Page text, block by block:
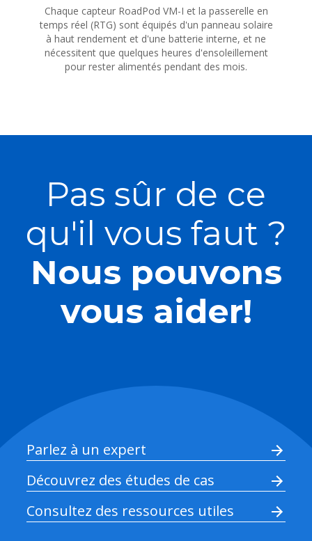
Chaque capteur RoadPod VM-I et la passerelle en
temps réel (RTG) sont équipés d'un panneau solaire
à haut rendement et d'une batterie interne, et ne
nécessitent que quelques heures d'ensoleillement
pour rester alimentés pendant des mois.
Pas sûr de ce
qu'il vous faut ?
Nous pouvons
vous aider!
Parlez à un expert
Découvrez des études de cas
Consultez des ressources utiles